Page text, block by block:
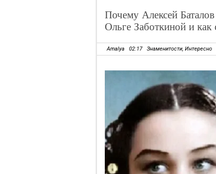
Почему Алексей
Ольге Заботкиной и
Amalya 02:17 Знаменитости, Интересно